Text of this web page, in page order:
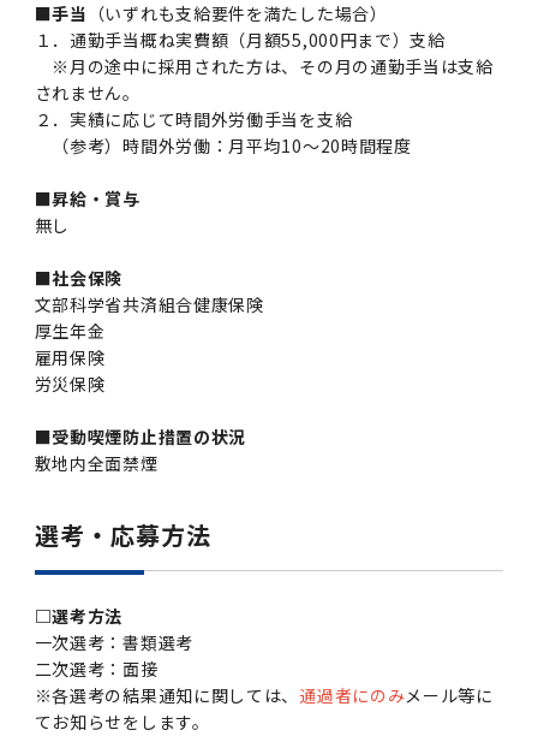
2013年度
2012年度
2011年度
■手当 （いずれも支給要件を満たした場合）
１．通勤手当概ね実費額（月額55,000円まで）支給
※月の途中に採用された方は、その月の通勤手当は支給
されません。
２．実績に応じて時間外労働手当を支給
（参考）時間外労働：月平均10～20時間程度
■昇給・賞与
無し
■社会保険
文部科学省共済組合健康保険
厚生年金
雇用保険
労災保険
■受動喫煙防止措置の状況
敷地内全面禁煙
選考・応募方法
□選考方法
一次選考：書類選考
二次選考：面接
※各選考の結果通知に関しては、 通過者にのみメール等に
てお知らせをします。